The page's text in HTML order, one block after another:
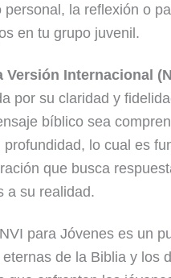
personal, la reflexión o
en tu grupo juvenil.
Versión Internacional
por su claridad y
bíblico sea
profundidad, lo cual es
que busca
a su realidad.
para Jóvenes es un
de la Biblia y los